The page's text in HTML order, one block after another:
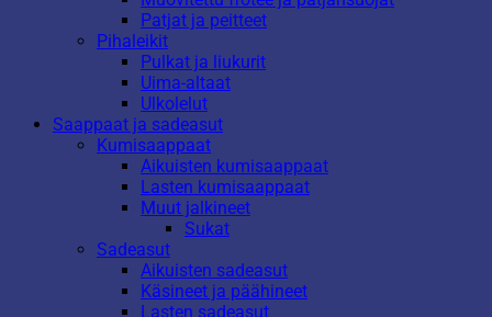
Patjat ja peitteet
Pihaleikit
Pulkat ja liukurit
Uima-altaat
Ulkolelut
Saappaat ja sadeasut
Kumisaappaat
Aikuisten kumisaappaat
Lasten kumisaappaat
Muut jalkineet
Sukat
Sadeasut
Aikuisten sadeasut
Käsineet ja päähineet
Lasten sadeasut